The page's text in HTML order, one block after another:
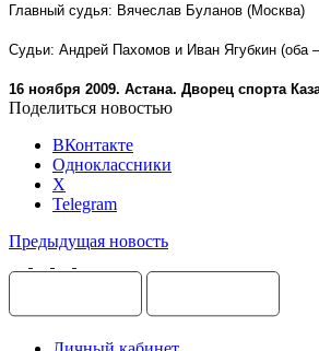
Главный судья: Вячеслав Буланов (Москва)
Судьи: Андрей Пахомов и Иван Ягубкин (оба
16 ноября 2009. Астана. Дворец спорта
Поделиться новостью
ВКонтакте
Одноклассники
X
Telegram
Предыдущая новость